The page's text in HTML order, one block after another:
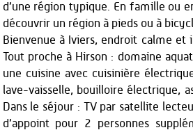
d’une région typique. En famille ou
découvrir un région à pieds ou à
Bienvenue à Iviers, endroit calme et
Tout proche à Hirson : domaine
une cuisine avec cuisinière
lave-vaisselle, bouilloire électrique,
Dans le séjour : TV par satellite
d’appoint pour 2 personnes